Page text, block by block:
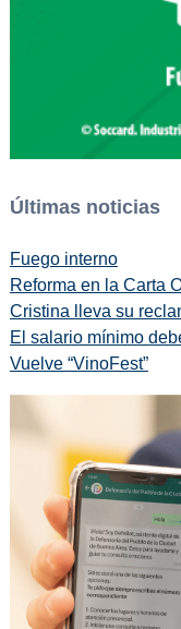
Últimas noticias
Fuego interno
Reforma en la Carta
Cristina lleva su
El salario mínimo
Vuelve “VinoFest”